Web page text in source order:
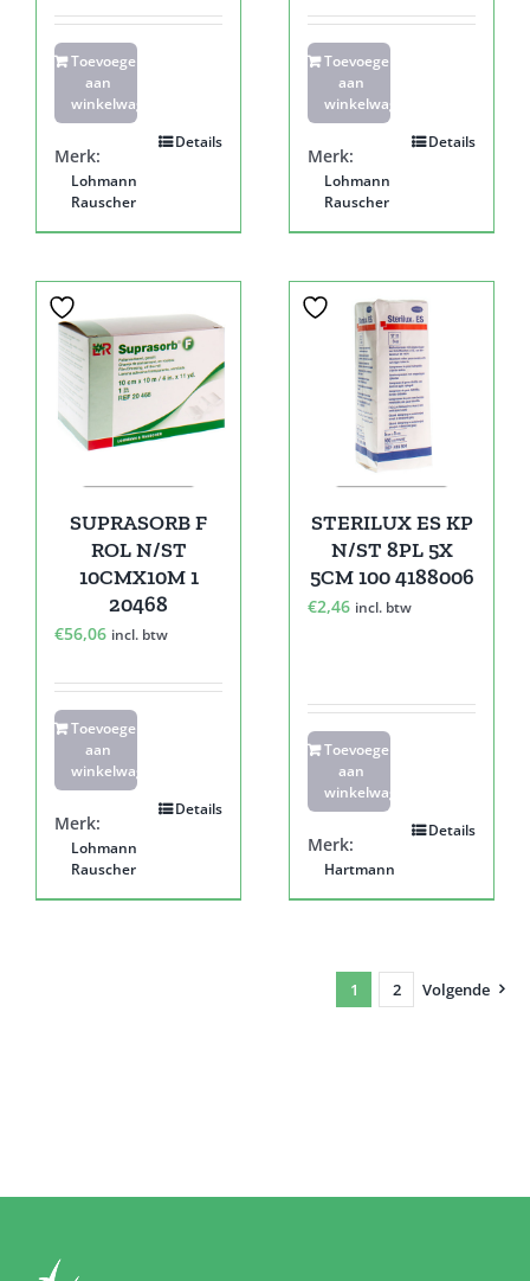
Toevoegen
aan
winkelwagen
Details
Merk:
Lohmann
Rauscher
Toevoegen
aan
winkelwagen
Details
Merk:
Lohmann
Rauscher
SUPRASORB F
ROL N/ST
10CMX10M 1
20468
€56,06 incl. btw
Toevoegen
aan
winkelwagen
Details
Merk:
Lohmann
Rauscher
STERILUX ES KP
N/ST 8PL 5X
5CM 100 4188006
€2,46 incl. btw
Toevoegen
aan
winkelwagen
Details
Merk:
Hartmann
1 2 Volgende